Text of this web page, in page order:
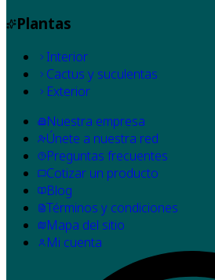
Plantas
Interior
Cactus y suculentas
Exterior
Nuestra empresa
Únete a nuestra red
Preguntas frecuentes
Cotizar un producto
Blog
Términos y condiciones
Mapa del sitio
Mi cuenta